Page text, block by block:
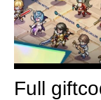
Full